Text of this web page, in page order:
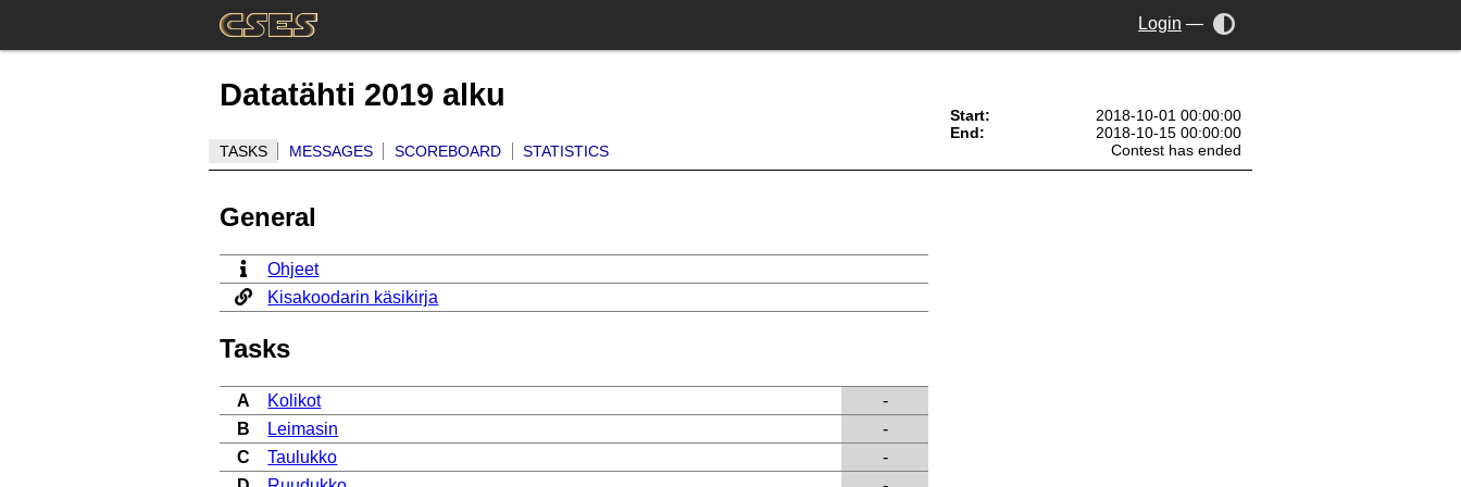
Login —
Datatähti 2019 alku
TASKS MESSAGES SCOREBOARD STATISTICS
Start:
2018-10-01 00:00:00
End:
2018-10-15 00:00:00
Contest has ended
General
Ohjeet
Kisakoodarin käsikirja
Tasks
A Kolikot
-
B
Leimasin
-
C
Taulukko
-